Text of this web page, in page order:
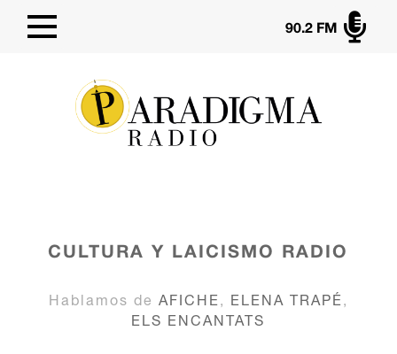

90.2 FM
CULTURA Y LAICISMO RADIO
Hablamos de AFICHE , ELENA TRAPÉ ,
ELS ENCANTATS